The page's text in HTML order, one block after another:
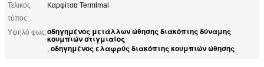
Τελικός
τύπος:
Καρφίτσα Termlmal
Υψηλό φως:οδηγημένος μετάλλων ώθησης διακόπτης δύναμης
κουμπιών στιγμιαίος
, οδηγημένος ελαφρύς διακόπτης κουμπιών ώθησης